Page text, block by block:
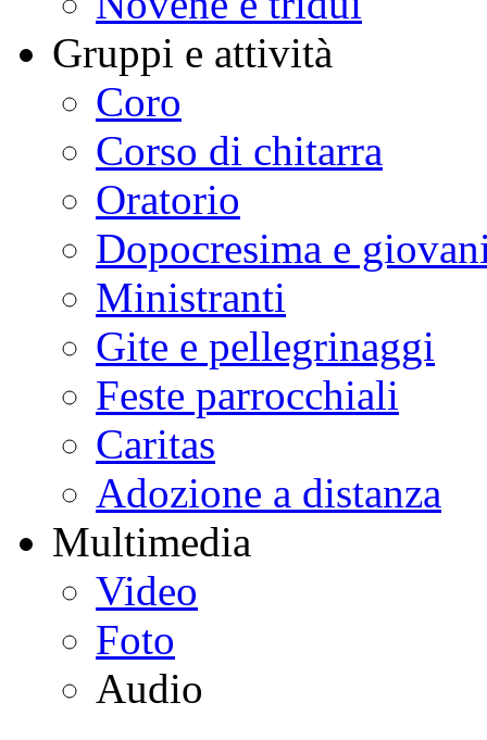
Gruppi e attività
Coro
Corso di chitarra
Oratorio
Dopocresima e
Ministranti
Gite e pellegrinaggi
Feste parrocchiali
Caritas
Adozione a distanza
Multimedia
Video
Foto
Audio